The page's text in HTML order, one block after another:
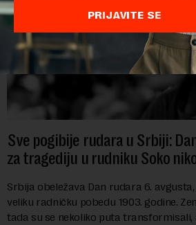
Sve pogibije rudara u Srbiji:
za tragediju u rudniku Soko
Srbija obeležava Dan rudara 6.
veliku radničku pobedu 1903. godine.
tada su se nekoliko puta
PRIJAVITE SE